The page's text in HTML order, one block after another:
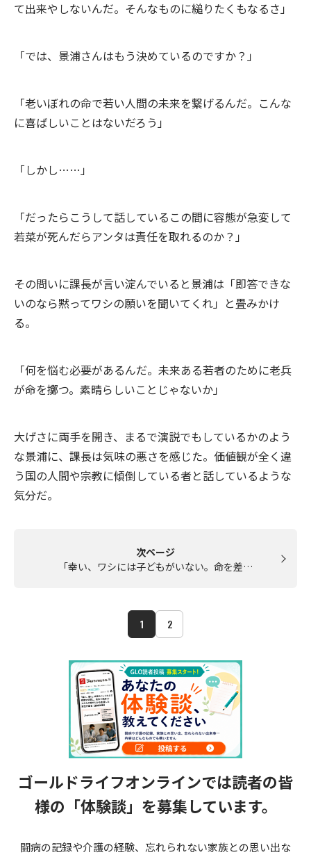
て出来やしないんだ。そんなものに縋りたくもなるさ」
「では、景浦さんはもう決めているのですか？」
「老いぼれの命で若い人間の未来を繋げるんだ。こんな
に喜ばしいことはないだろう」
「しかし……」
「だったらこうして話しているこの間に容態が急変して
若菜が死んだらアンタは責任を取れるのか？」
その問いに課長が言い淀んでいると景浦は「即答できな
いのなら黙ってワシの願いを聞いてくれ」と畳みかけ
る。
「何を悩む必要があるんだ。未来ある若者のために老兵
が命を擲つ。素晴らしいことじゃないか」
大げさに両手を開き、まるで演説でもしているかのよう
な景浦に、課長は気味の悪さを感じた。価値観が全く違
う国の人間や宗教に傾倒している者と話しているような
気分だ。
次ページ
「幸い、ワシには子どもがいない。命を差…
1 2
ゴールドライフオンラインでは読者の皆
様の 「体験談」を募集しています。
闘病の記録や介護の経験、忘れられない家族との思い出な